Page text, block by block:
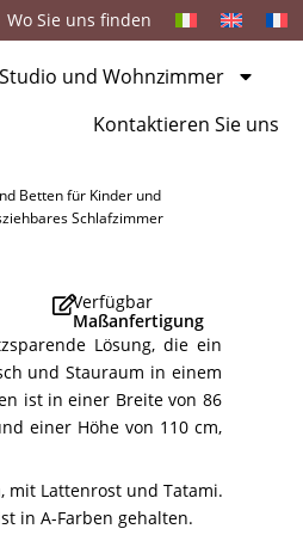
Wo Sie uns finden
und Wohnzimmer
Kontaktieren Sie uns
Betten für Kinder und
Schlafzimmer
Verfügbar
Maßanfertigung
Lösung, die ein
und Stauraum in einem
ist in einer Breite von 86
einer Höhe von 110 cm,
mit Lattenrost und Tatami.
in A-Farben gehalten.